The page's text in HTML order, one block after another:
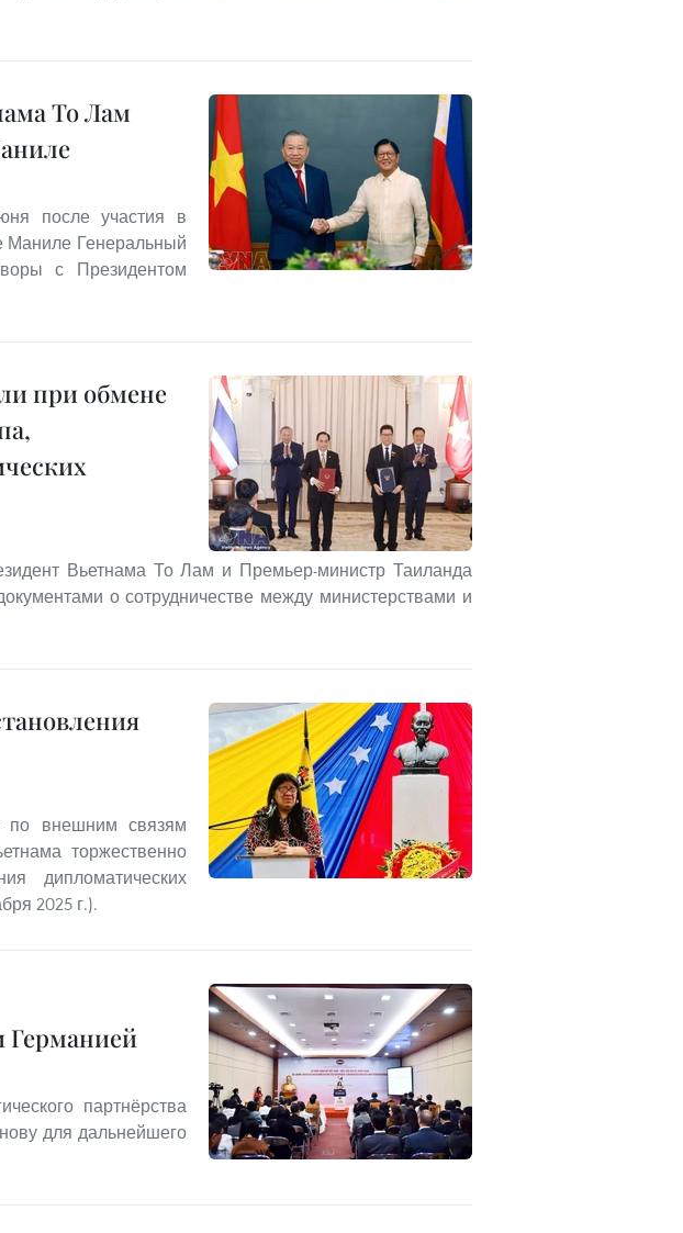
То Лам
после участия в
Маниле Генеральный
с Президентом
при обмене
Вьетнама То Лам и Премьер-министр Таиланда
о сотрудничестве между министерствами и
по внешним связям
торжественно
дипломатических
2025 г.).
Германией
партнёрства
для дальнейшего